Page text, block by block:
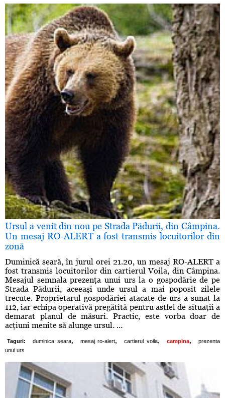
Ursul a venit din nou pe Strada Pădurii, din Câmpina.
Un mesaj RO-ALERT a fost transmis locuitorilor din
zonă
Duminică seară, în jurul orei 21.20, un mesaj RO-ALERT a
fost transmis locuitorilor din cartierul Voila, din Câmpina.
Mesajul semnala prezenţa unui urs la o gospodărie de pe
Strada Pădurii, aceeaşi unde ursul a mai poposit zilele
trecute. Proprietarul gospodăriei atacate de urs a sunat la
112, iar echipa operativă pregătită pentru astfel de situaţii a
demarat planul de măsuri. Practic, este vorba doar de
acţiuni menite să alunge ursul. ...
Taguri: duminica seara, mesaj ro-alert, cartierul voila, campina,
prezenta
unui urs